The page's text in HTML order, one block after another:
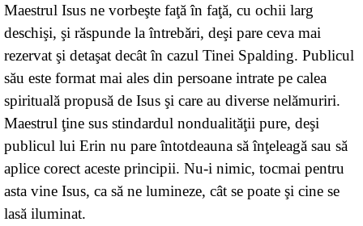
Maestrul Isus ne vorbeşte faţă în faţă, cu ochii larg
deschişi, şi răspunde la întrebări, deşi pare ceva mai
rezervat şi detaşat decât în cazul Tinei Spalding. Publicul
său este format mai ales din persoane intrate pe calea
spirituală propusă de Isus şi care au diverse nelămuriri.
Maestrul ţine sus stindardul nondualităţii pure, deşi
publicul lui Erin nu pare întotdeauna să înţeleagă sau să
aplice corect aceste principii. Nu-i nimic, tocmai pentru
asta vine Isus, ca să ne lumineze, cât se poate şi cine se
lasă iluminat.